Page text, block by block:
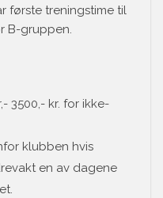
første treningstime til
B-gruppen.
3500,- kr. for ikke-
klubben hvis
en av dagene